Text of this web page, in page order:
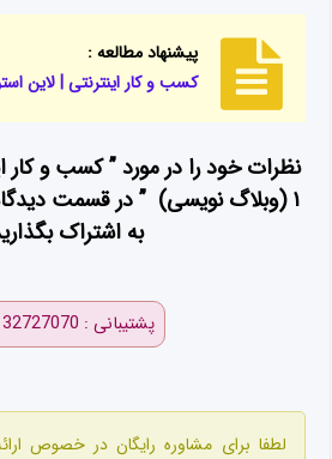
پیشنهاد مطالعه :
کسب و کار اینترنتی | لاین
نظرات خود را در مورد ” کسب و کار
۱ (وبلاگ نویسی) ” در قسمت دیدگاه
به اشتراک
پشتیبانی : 05132727070
لطفا برای مشاوره رایگان در خصوص